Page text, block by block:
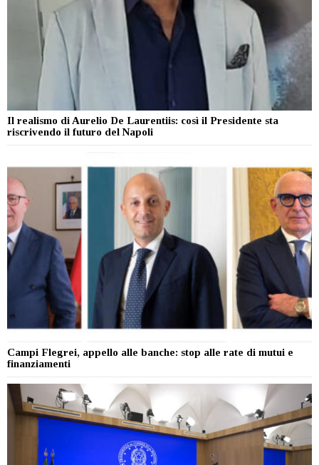
Il realismo di Aurelio De Laurentiis: così il Presidente sta
riscrivendo il futuro del Napoli
Campi Flegrei, appello alle banche: stop alle rate di mutui e
finanziamenti